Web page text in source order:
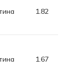
1.82
1.67